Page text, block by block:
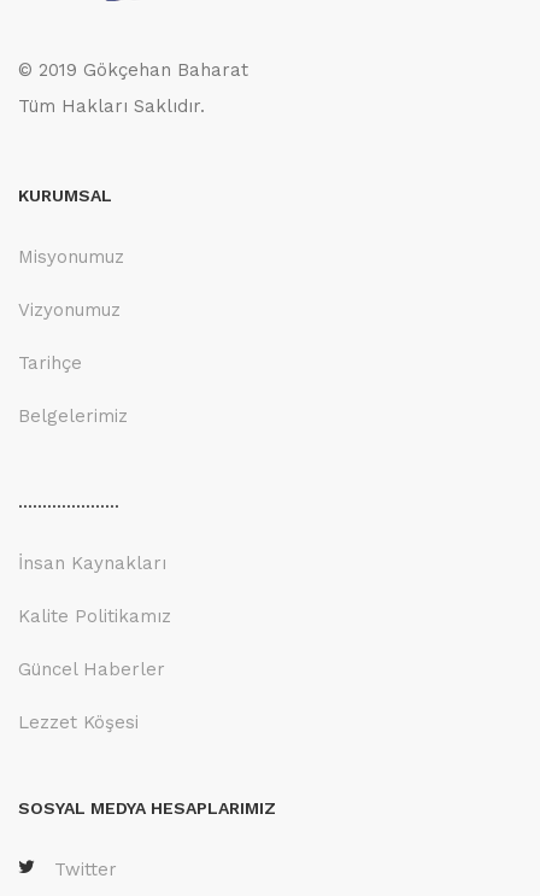
© 2019 Gökçehan Baharat
Tüm Hakları Saklıdır.
KURUMSAL
Misyonumuz
Vizyonumuz
Tarihçe
Belgelerimiz
.....................
İnsan Kaynakları
Kalite Politikamız
Güncel Haberler
Lezzet Köşesi
SOSYAL MEDYA HESAPLARIMIZ
Twitter